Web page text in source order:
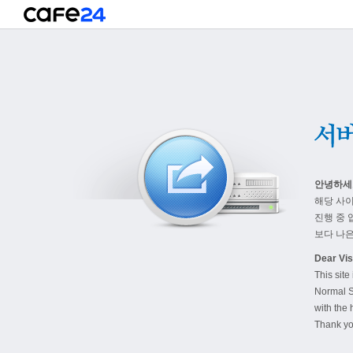
안녕하
해당 사
진행 중
보다 나
Dear
This site
Normal
with the
Thank